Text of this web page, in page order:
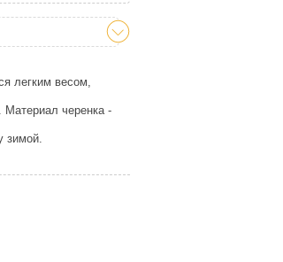
легким весом,
черенка -
зимой.